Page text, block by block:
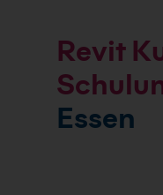
Revit
Essen